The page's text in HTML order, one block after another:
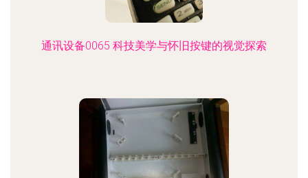
通讯设备0065 科技美学与怀旧按键的视觉探索